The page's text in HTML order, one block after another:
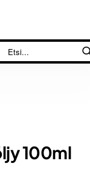
100ml